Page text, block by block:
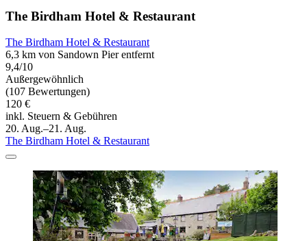
The Birdham Hotel & Restaurant
The Birdham Hotel & Restaurant
6,3 km von Sandown Pier entfernt
9,4/10
Außergewöhnlich
(107 Bewertungen)
120 €
inkl. Steuern & Gebühren
20. Aug.–21. Aug.
The Birdham Hotel & Restaurant